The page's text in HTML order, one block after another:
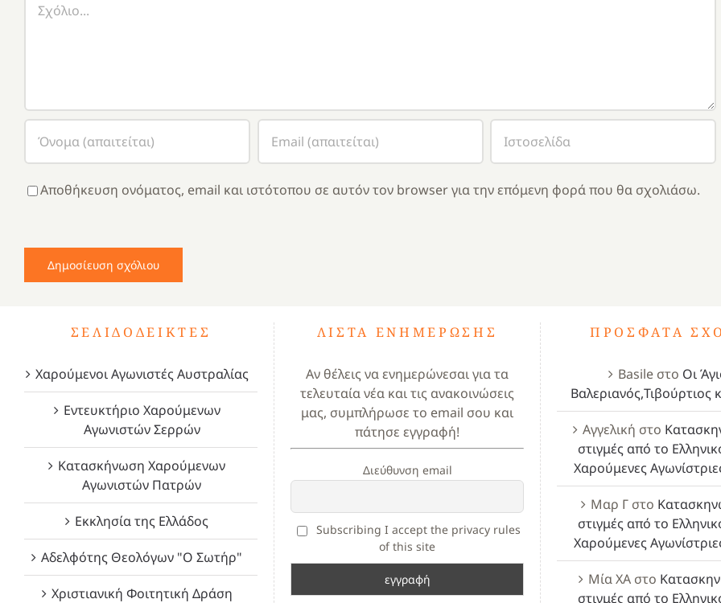
Αποθήκευση ονόματος, email και ιστότοπου σε αυτόν τον browser για την επόμενη φορά που θα σχολιάσω.
ΣΕΛΙΔΟΔΕΊΚΤΕΣ
Χαρούμενοι Αγωνιστές Αυστραλίας
Εντευκτήριο Χαρούμενων
Αγωνιστών Σερρών
Κατασκήνωση Χαρούμενων
Αγωνιστών Πατρών
Εκκλησία της Ελλάδος
Αδελφότης Θεολόγων "Ο Σωτήρ"
Χριστιανική Φοιτητική Δράση
ΛΊΣΤΑ ΕΝΗΜΈΡΩΣΗΣ
Αν θέλεις να ενημερώνεσαι για τα
τελευταία νέα και τις ανακοινώσεις
μας, συμπλήρωσε το email σου και
πάτησε εγγραφή!
Διεύθυνση email
Subscribing I accept the privacy rules
of this site
ΠΡΌΣΦΑΤΑ
Basileστο Οι
Βαλεριανός,Τιβούρτιος
Αγγελική στο
στιγμές από το
Χαρούμενες
Μαρ Γστο
στιγμές από το
Χαρούμενες
Μία ΧΑστο
στιγμές από το